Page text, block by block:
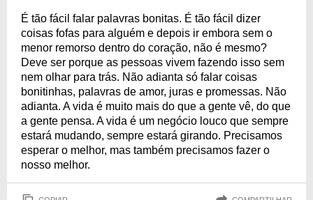
É tão fácil falar palavras bonitas. É tão fácil dizer
coisas fofas para alguém e depois ir embora sem o
menor remorso dentro do coração, não é mesmo?
Deve ser porque as pessoas vivem fazendo isso sem
nem olhar para trás. Não adianta só falar coisas
bonitinhas, palavras de amor, juras e promessas. Não
adianta. A vida é muito mais do que a gente vê, do que
a gente pensa. A vida é um negócio louco que sempre
estará mudando, sempre estará girando. Precisamos
esperar o melhor, mas também precisamos fazer o
nosso melhor.